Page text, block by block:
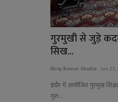
गुरमुखी से जुड़े
सिख...
Niraj Kumar Shukla Jun
इंदौर में आयोजित गुरमुख
गुरु...